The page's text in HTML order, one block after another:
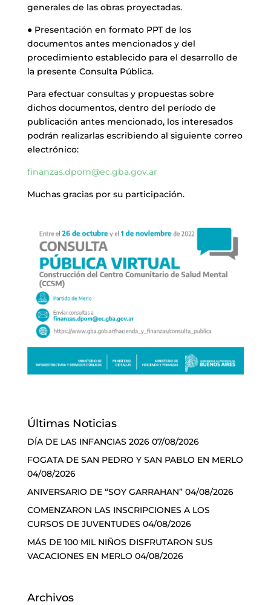
generales de las obras proyectadas.
● Presentación en formato PPT de los
documentos antes mencionados y del
procedimiento establecido para el desarrollo de
la presente Consulta Pública.
Para efectuar consultas y propuestas sobre
dichos documentos, dentro del período de
publicación antes mencionado, los interesados
podrán realizarlas escribiendo al siguiente correo
electrónico:
finanzas.dpom@ec.gba.gov.ar
Muchas gracias por su participación.
Últimas Noticias
DÍA DE LAS INFANCIAS 2026 07/08/2026
FOGATA DE SAN PEDRO Y SAN PABLO EN MERLO
04/08/2026
ANIVERSARIO DE “SOY GARRAHAN” 04/08/2026
COMENZARON LAS INSCRIPCIONES A LOS
CURSOS DE JUVENTUDES 04/08/2026
MÁS DE 100 MIL NIÑOS DISFRUTARON SUS
VACACIONES EN MERLO 04/08/2026
Archivos